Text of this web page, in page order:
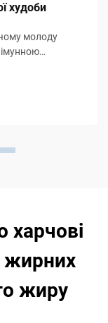
худоби
молоду
харчові
жирних
жиру